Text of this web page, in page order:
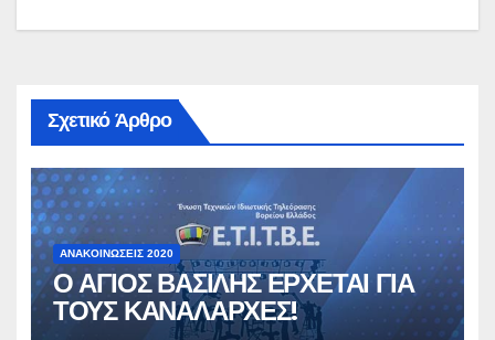
Σχετικό Άρθρο
ΑΝΑΚΟΙΝΏΣΕΙΣ 2020
Ο ΑΓΙΟΣ ΒΑΣΙΛΗΣ ΕΡΧΕΤΑΙ ΓΙΑ
ΤΟΥΣ ΚΑΝΑΛΑΡΧΕΣ!